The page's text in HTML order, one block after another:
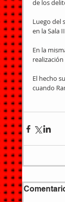
de los
Luego del
en la Sala
En la
El hecho
cuando